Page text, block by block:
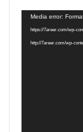
Media error: